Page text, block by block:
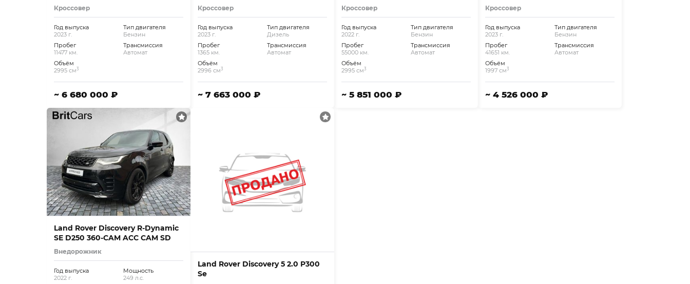
Кроссовер
Год выпуска
2023 г.
Пробег
11477 км.
Объём
2995 см3
Тип двигателя
Бензин
Трансмиссия
Автомат
~ 6 680 000 ₽
Кроссовер
Год выпуска
2023 г.
Пробег
1365 км.
Объём
2996 см3
Тип двигателя
Дизель
Трансмиссия
Автомат
~ 7 663 000 ₽
Кроссовер
Год выпуска
2022 г.
Пробег
55000 км.
Объём
2995 см3
Тип двигателя
Бензин
Трансмиссия
Автомат
~ 5 851 000 ₽
Кроссовер
Год выпуска
2023 г.
Пробег
41651 км.
Объём
1997 см3
Тип двигателя
Бензин
Трансмиссия
Автомат
~ 4 526 000 ₽
Land Rover Discovery R-Dynamic
SE D250 360-CAM ACC CAM SD
Внедорожник
Год выпуска
2022 г.
Мощность
249 л.с.
Land Rover Discovery 5 2.0 P300
Se